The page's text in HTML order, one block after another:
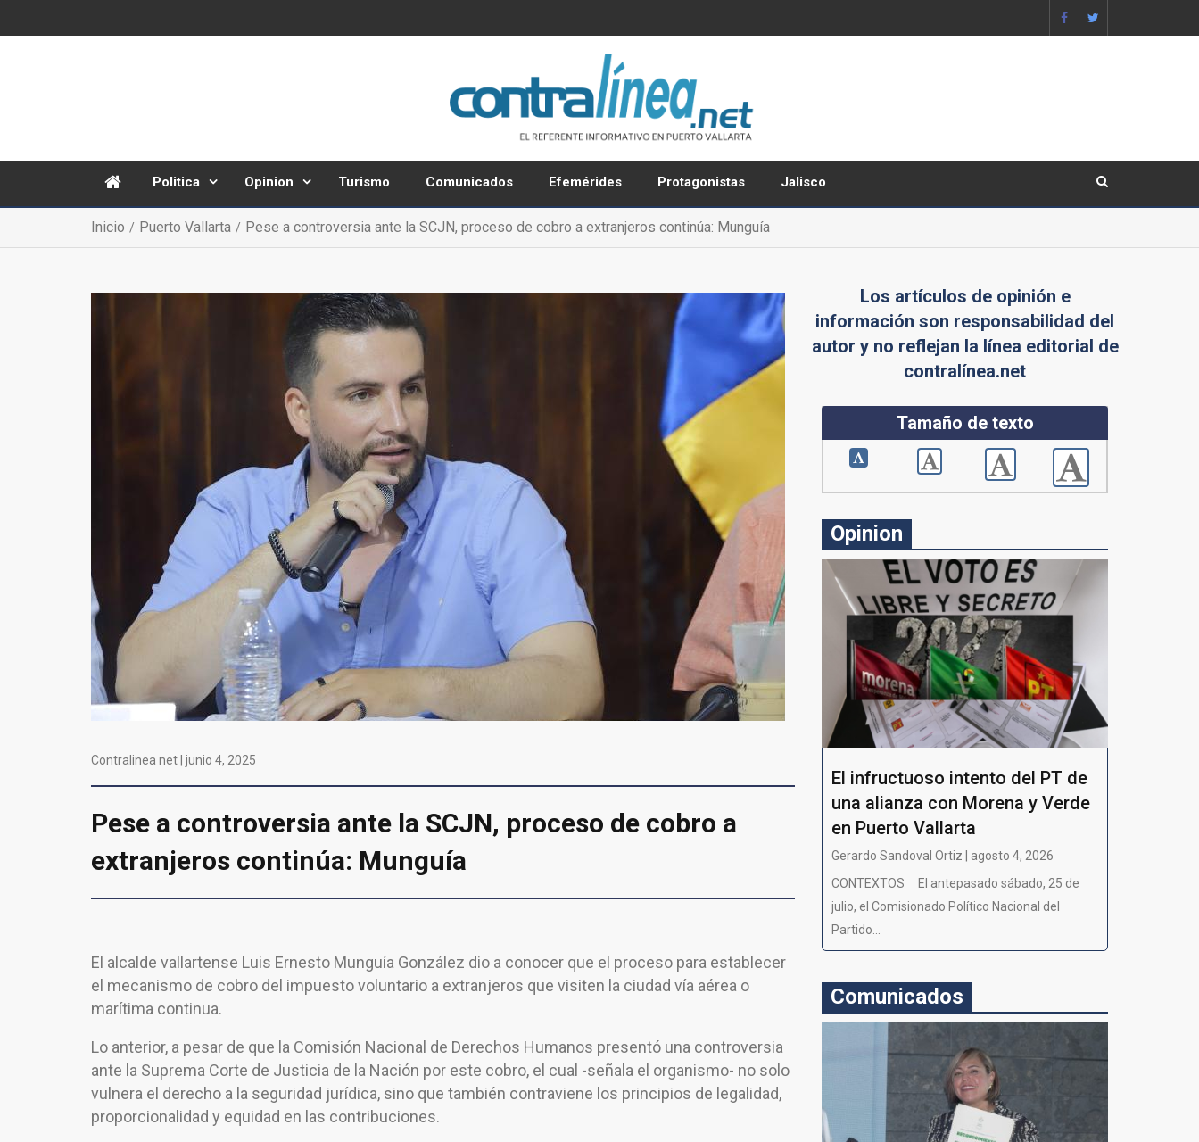
Politica Opinion Turismo Comunicados Efemérides Protagonistas Jalisco
Inicio Puerto Vallarta Pese a controversia ante la SCJN, proceso de cobro a extranjeros continúa: Munguía
Contralinea net | junio 4, 2025
Pese a controversia ante la SCJN, proceso de cobro a
extranjeros continúa: Munguía
El alcalde vallartense Luis Ernesto Munguía González dio a conocer que el proceso para establecer
el mecanismo de cobro del impuesto voluntario a extranjeros que visiten la ciudad vía aérea o
marítima continua.
Lo anterior, a pesar de que la Comisión Nacional de Derechos Humanos presentó una controversia
ante la Suprema Corte de Justicia de la Nación por este cobro, el cual -señala el organismo- no solo
vulnera el derecho a la seguridad jurídica, sino que también contraviene los principios de legalidad,
proporcionalidad y equidad en las contribuciones.
Los artículos de opinión e
información son responsabilidad del
autor y no reflejan la línea editorial de
contralínea.net
Tamaño de texto
Opinion
El infructuoso intento del PT de
una alianza con Morena y Verde
en Puerto Vallarta
Gerardo Sandoval Ortiz | agosto 4, 2026
CONTEXTOS El antepasado sábado, 25 de
julio, el Comisionado Político Nacional del
Partido...
Comunicados